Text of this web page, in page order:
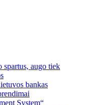
augo tiek
bankas
System“